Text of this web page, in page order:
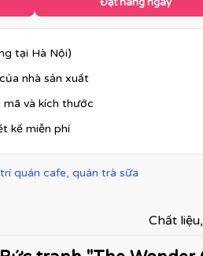
tại Hà Nội)
nhà sản xuất
mã và kích thước
kế miễn phí
quán cafe, quán trà sữa
Chất